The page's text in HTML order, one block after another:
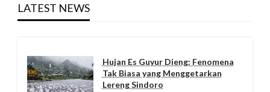
LATEST NEWS
Hujan Es Guyur Dieng: Fenomena
Tak Biasa yang Menggetarkan
Lereng Sindoro